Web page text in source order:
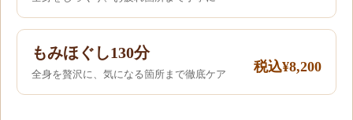
もみほぐし130分
全身を贅沢に、気になる箇所まで徹底ケア 税込¥8,200